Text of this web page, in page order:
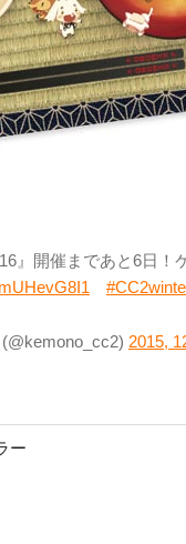
』開催まであと6日
2015,
ー